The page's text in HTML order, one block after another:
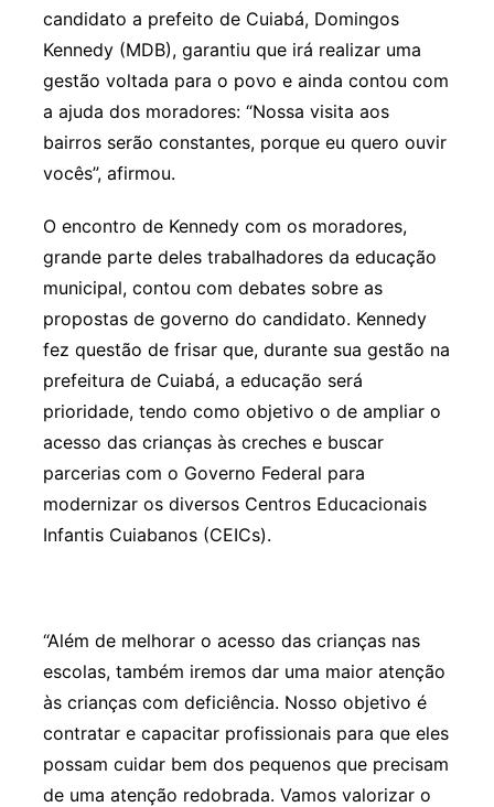
candidato a prefeito de Cuiabá, Domingos
Kennedy (MDB), garantiu que irá realizar uma
gestão voltada para o povo e ainda contou com
a ajuda dos moradores: “Nossa visita aos
bairros serão constantes, porque eu quero ouvir
vocês”, afirmou.
O encontro de Kennedy com os moradores,
grande parte deles trabalhadores da educação
municipal, contou com debates sobre as
propostas de governo do candidato. Kennedy
fez questão de frisar que, durante sua gestão na
prefeitura de Cuiabá, a educação será
prioridade, tendo como objetivo o de ampliar o
acesso das crianças às creches e buscar
parcerias com o Governo Federal para
modernizar os diversos Centros Educacionais
Infantis Cuiabanos (CEICs).
“Além de melhorar o acesso das crianças nas
escolas, também iremos dar uma maior atenção
às crianças com deficiência. Nosso objetivo é
contratar e capacitar profissionais para que eles
possam cuidar bem dos pequenos que precisam
de uma atenção redobrada. Vamos valorizar o